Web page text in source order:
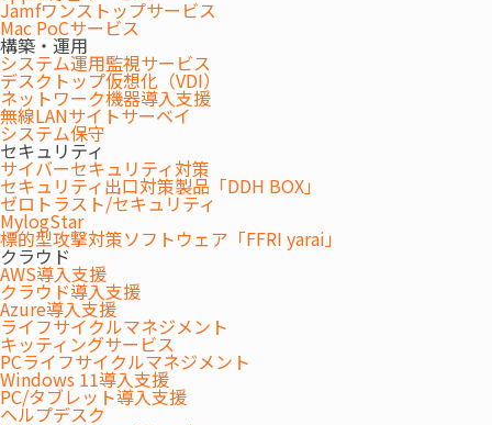
Jamfワンストップサービス
Mac PoCサービス
構築・運用
システム運用監視サービス
デスクトップ仮想化（VDI）
ネットワーク機器導入支援
無線LANサイトサーベイ
システム保守
セキュリティ
サイバーセキュリティ対策
セキュリティ出口対策製品「DDH BOX」
ゼロトラスト/セキュリティ
MylogStar
標的型攻撃対策ソフトウェア「FFRI yarai」
クラウド
AWS導入支援
クラウド導入支援
Azure導入支援
ライフサイクルマネジメント
キッティングサービス
PCライフサイクルマネジメント
Windows 11導入支援
PC/タブレット導入支援
ヘルプデスク
しく知りたい方
受付は終了しました。
セミナープログラム
13:30～
14:00
『知っておきたい賃貸オフィス市場の動
向』
14:00～
『変革を促す「オフィスづくり」の進め
～EVP実現に向けたプロジェクトマネジメ